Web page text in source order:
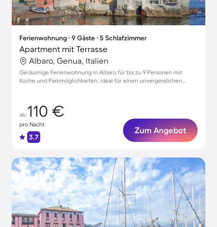
Ferienwohnung ∙ 9 Gäste ∙ 5 Schlafzimmer
Apartment mit Terrasse
Albaro, Genua, Italien
Geräumige Ferienwohnung in Albaro für bis zu 9 Personen mit
Küche und Parkmöglichkeiten, ideal für einen unvergesslichen
ab 110 €
pro Nacht
3.7
Zum Angebot